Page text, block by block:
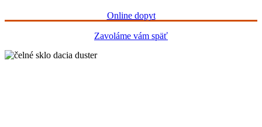
Online dopyt
Zavoláme vám späť